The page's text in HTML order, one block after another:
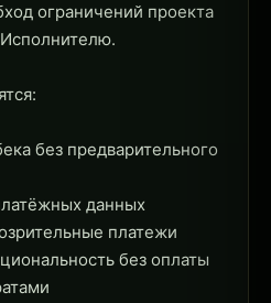
ограничений проекта
без предварительного
данных
платежи
без оплаты